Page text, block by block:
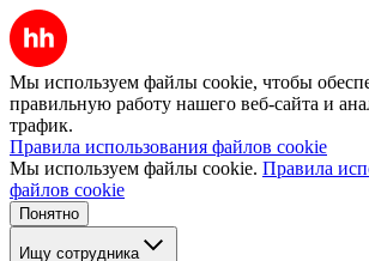
Мы используем файлы cookie, чтобы
правильную работу нашего веб-сайта и
трафик.
Правила использования файлов cookie
Мы используем файлы cookie. Правила
файлов cookie
Понятно
Ищу сотрудника